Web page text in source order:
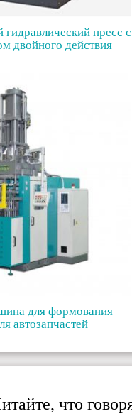
пресс с
двойного действия
для формования
автозапчастей
что